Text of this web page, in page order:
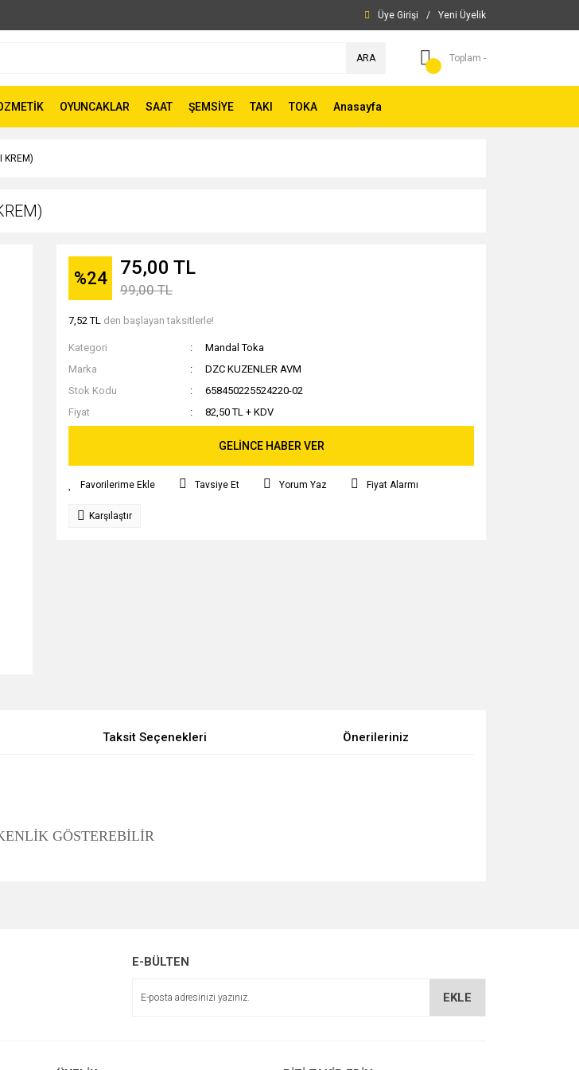
Üye Girişi / Yeni Üyelik
ARA Toplam -
OYUNCAKLAR SAAT ŞEMSİYE TAKI TOKA Anasayfa
KREM)
%24 75,00 TL
99,00 TL
7,52 TL den başlayan taksitlerle!
Kategori
Mandal Toka
Marka
DZC KUZENLER AVM
Stok Kodu
658450225524220-02
Fiyat
82,50 TL + KDV
GELİNCE HABER VER
Tavsiye Et Yorum Yaz Fiyat Alarmı
Karşılaştır
Taksit Seçenekleri Önerileriniz
GÖSTEREBİLİR
E-BÜLTEN
EKLE